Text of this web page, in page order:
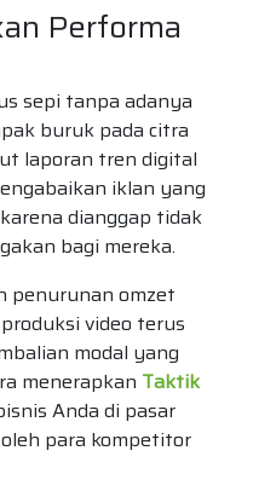
Performa
sepi tanpa adanya
buruk pada citra
laporan tren digital
iklan yang
dianggap tidak
bagi mereka.
penurunan omzet
video terus
modal yang
menerapkan Taktik
Anda di pasar
para kompetitor